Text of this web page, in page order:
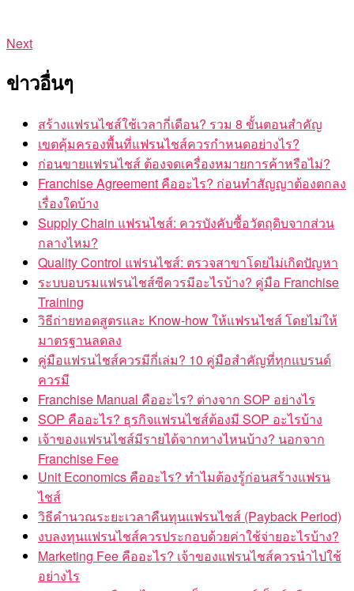
Next
ข่าวอื่นๆ
สร้างแฟรนไชส์ใช้เวลากี่เดือน? รวม 8 ขั้นตอนสำคัญ
เขตคุ้มครองพื้นที่แฟรนไชส์ควรกำหนดอย่างไร?
ก่อนขายแฟรนไชส์ ต้องจดเครื่องหมายการค้าหรือไม่?
Franchise Agreement คืออะไร? ก่อนทำสัญญาต้องตกลง
เรื่องใดบ้าง
Supply Chain แฟรนไชส์: ควรบังคับซื้อวัตถุดิบจากส่วน
กลางไหม?
Quality Control แฟรนไชส์: ตรวจสาขาโดยไม่เกิดปัญหา
ระบบอบรมแฟรนไชส์ซีควรมีอะไรบ้าง? คู่มือ Franchise
Training
วิธีถ่ายทอดสูตรและ Know-how ให้แฟรนไชส์ โดยไม่ให้
มาตรฐานลดลง
คู่มือแฟรนไชส์ควรมีกี่เล่ม? 10 คู่มือสำคัญที่ทุกแบรนด์
ควรมี
Franchise Manual คืออะไร? ต่างจาก SOP อย่างไร
SOP คืออะไร? ธุรกิจแฟรนไชส์ต้องมี SOP อะไรบ้าง
เจ้าของแฟรนไชส์มีรายได้จากทางไหนบ้าง? นอกจาก
Franchise Fee
Unit Economics คืออะไร? ทำไมต้องรู้ก่อนสร้างแฟรน
ไชส์
วิธีคำนวณระยะเวลาคืนทุนแฟรนไชส์ (Payback Period)
งบลงทุนแฟรนไชส์ควรประกอบด้วยค่าใช้จ่ายอะไรบ้าง?
Marketing Fee คืออะไร? เจ้าของแฟรนไชส์ควรนำไปใช้
อย่างไร